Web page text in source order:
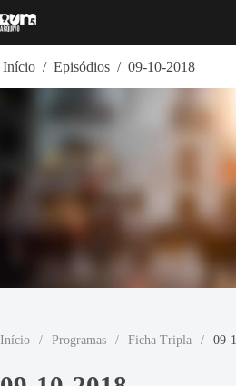
para
Início / Episódios / 09-10-2018
Início / Programas / Ficha Tripla / 09-